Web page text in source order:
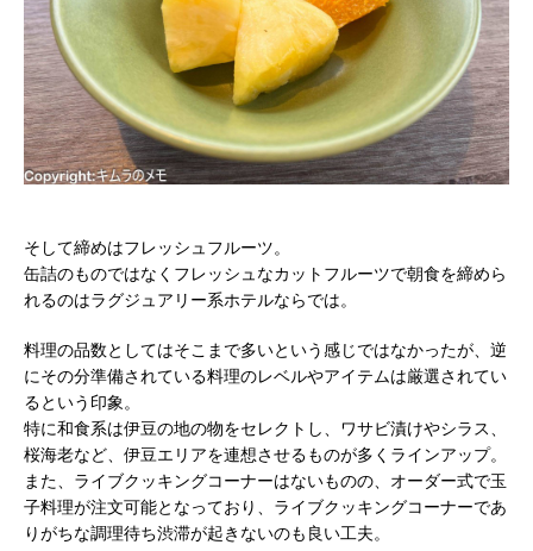
そして締めはフレッシュフルーツ。
缶詰のものではなくフレッシュなカットフルーツで朝食を締めら
れるのはラグジュアリー系ホテルならでは。
料理の品数としてはそこまで多いという感じではなかったが、逆
にその分準備されている料理のレベルやアイテムは厳選されてい
るという印象。
特に和食系は伊豆の地の物をセレクトし、ワサビ漬けやシラス、
桜海老など、伊豆エリアを連想させるものが多くラインアップ。
また、ライブクッキングコーナーはないものの、オーダー式で玉
子料理が注文可能となっており、ライブクッキングコーナーであ
りがちな調理待ち渋滞が起きないのも良い工夫。